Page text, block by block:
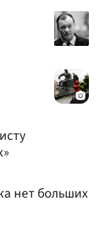
нет больших